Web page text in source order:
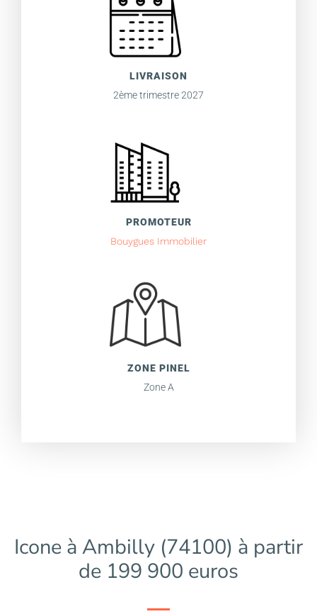
LIVRAISON
2ème trimestre 2027
PROMOTEUR
Bouygues Immobilier
ZONE PINEL
Zone A
Icone à Ambilly (74100) à partir
de 199 900 euros